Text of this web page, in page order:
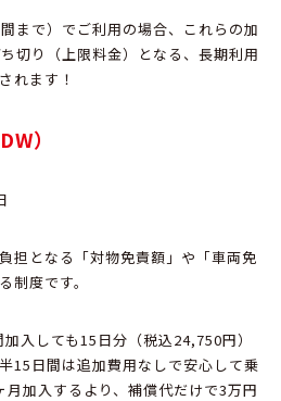
まで）でご利用の場合、これらの加
切り（上限料金）となる、長期利用
れます！
）
担となる「対物免責額」や「車両免
制度です。
加入しても15日分（税込24,750円）
15日間は追加費用なしで安心して乗
加入するより、 補償代だけで3万円